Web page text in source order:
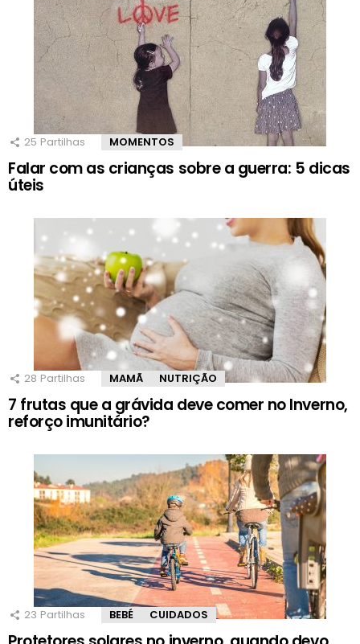
25 Partilhas MOMENTOS
Falar com as crianças sobre a guerra: 5 dicas
úteis
28 Partilhas MAMÃ NUTRIÇÃO
7 frutas que a grávida deve comer no Inverno,
reforço imunitário?
23 Partilhas BEBÉ CUIDADOS